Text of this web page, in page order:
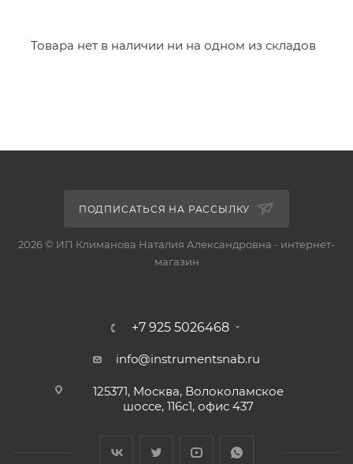
Товара нет в наличии ни на одном из складов
ПОДПИСАТЬСЯ НА РАССЫЛКУ
2026 © ИП Климанова Наталия Александровна - интернет-
магазин
+7 925 5026468
info@instrumentsnab.ru
125371, Москва, Волоколамское
шоссе, 116с1, офис 437